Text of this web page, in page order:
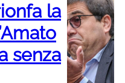
la
senza